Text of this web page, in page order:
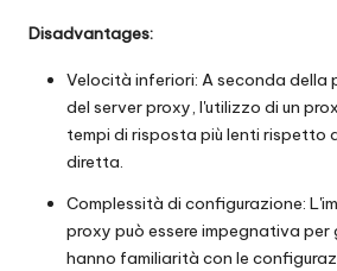
Disadvantages:
Velocità inferiori: A seconda della
del server proxy, l'utilizzo di un
tempi di risposta più lenti rispetto
diretta.
Complessità di configurazione:
proxy può essere impegnativa per
hanno familiarità con le